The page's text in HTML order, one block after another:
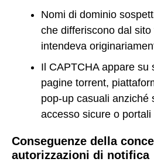
Nomi di dominio
che differiscono dal
intendeva
Il CAPTCHA appare su
pagine torrent,
pop-up casuali anziché
accesso sicure o portali
Conseguenze della
autorizzazioni di notifica